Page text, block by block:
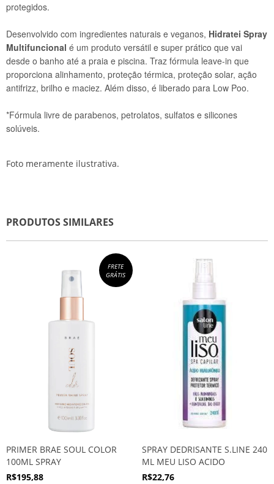
protegidos.
Desenvolvido com ingredientes naturais e veganos, Hidratei Spray
Multifuncional é um produto versátil e super prático que vai
desde o banho até a praia e piscina. Traz fórmula leave-in que
proporciona alinhamento, proteção térmica, proteção solar, ação
antifrizz, brilho e maciez. Além disso, é liberado para Low Poo.
*Fórmula livre de parabenos, petrolatos, sulfatos e silicones
solúveis.
Foto meramente ilustrativa.
PRODUTOS SIMILARES
FRETE
GRÁTIS
PRIMER BRAE SOUL COLOR
100ML SPRAY
R$195,88
SPRAY DEDRISANTE S.LINE 240
ML MEU LISO ACIDO
R$22,76